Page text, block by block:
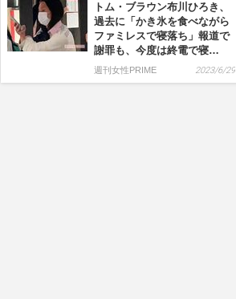
トム・ブラウン布川ひろき、
過去に「かき氷を食べながら
ファミレスで寝落ち」報道で
謝罪も、今度は終電で寝…
週刊女性PRIME 2023/6/29